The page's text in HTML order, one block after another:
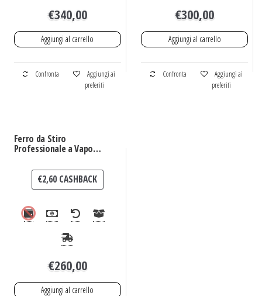
€340,00
Aggiungi al carrello
Confronta
Aggiungi ai
preferiti
€300,00
Aggiungi al carrello
Confronta
Aggiungi ai
preferiti
Ferro da Stiro
Professionale a Vapore
€2,60 CASHBACK
€260,00
Aggiungi al carrello